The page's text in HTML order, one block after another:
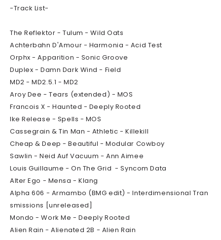
-Track List-
The Reflektor - Tulum - Wild Oats
Achterbahn D'Amour - Harmonia - Acid Test
Orphx - Apparition - Sonic Groove
Duplex - Damn Dark Wind - Field
MD2 - MD2.5.1 - MD2
Aroy Dee - Tears (extended) - MOS
Francois X - Haunted - Deeply Rooted
Ike Release - Spells - MOS
Cassegrain & Tin Man - Athletic - Killekill
Cheap & Deep - Beautiful - Modular Cowboy
Sawlin - Neid Auf Vacuum - Ann Aimee
Louis Guillaume - On The Grid - Syncom Data
Alter Ego - Mensa - Klang
Alpha 606 - Armambo (BMG edit) - Interdimensional Tran
smissions [unreleased]
Mondo - Work Me - Deeply Rooted
Alien Rain - Alienated 2B - Alien Rain